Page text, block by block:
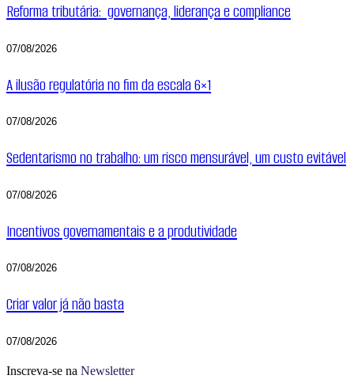
Reforma tributária: governança, liderança e compliance
07/08/2026
A ilusão regulatória no fim da escala 6×1
07/08/2026
Sedentarismo no trabalho: um risco mensurável, um custo evitável
07/08/2026
Incentivos governamentais e a produtividade
07/08/2026
Criar valor já não basta
07/08/2026
Inscreva-se na Newsletter